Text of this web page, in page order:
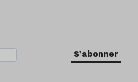
S'abonner